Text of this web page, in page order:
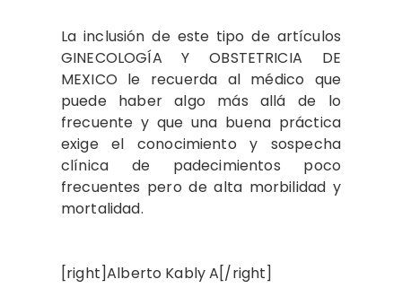
La inclusión de este tipo de artículos
GINECOLOGÍA Y OBSTETRICIA DE
MEXICO le recuerda al médico que
puede haber algo más allá de lo
frecuente y que una buena práctica
exige el conocimiento y sospecha
clínica de padecimientos poco
frecuentes pero de alta morbilidad y
mortalidad.
[right]Alberto Kably A[/right]